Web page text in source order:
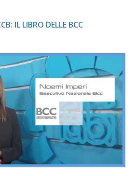
IL LIBRO DELLE BCC